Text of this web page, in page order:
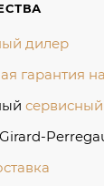
дилер
гарантия